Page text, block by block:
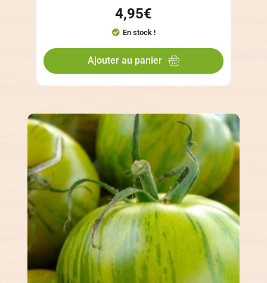
4,95€
En stock !
Ajouter au panier